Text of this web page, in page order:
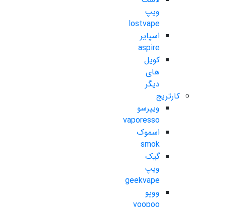
ویپ
lostvape
اسپایر
aspire
کویل
های
دیگر
کارتریج
ویپرسو
vaporesso
اسموک
smok
گیک
ویپ
geekvape
ووپو